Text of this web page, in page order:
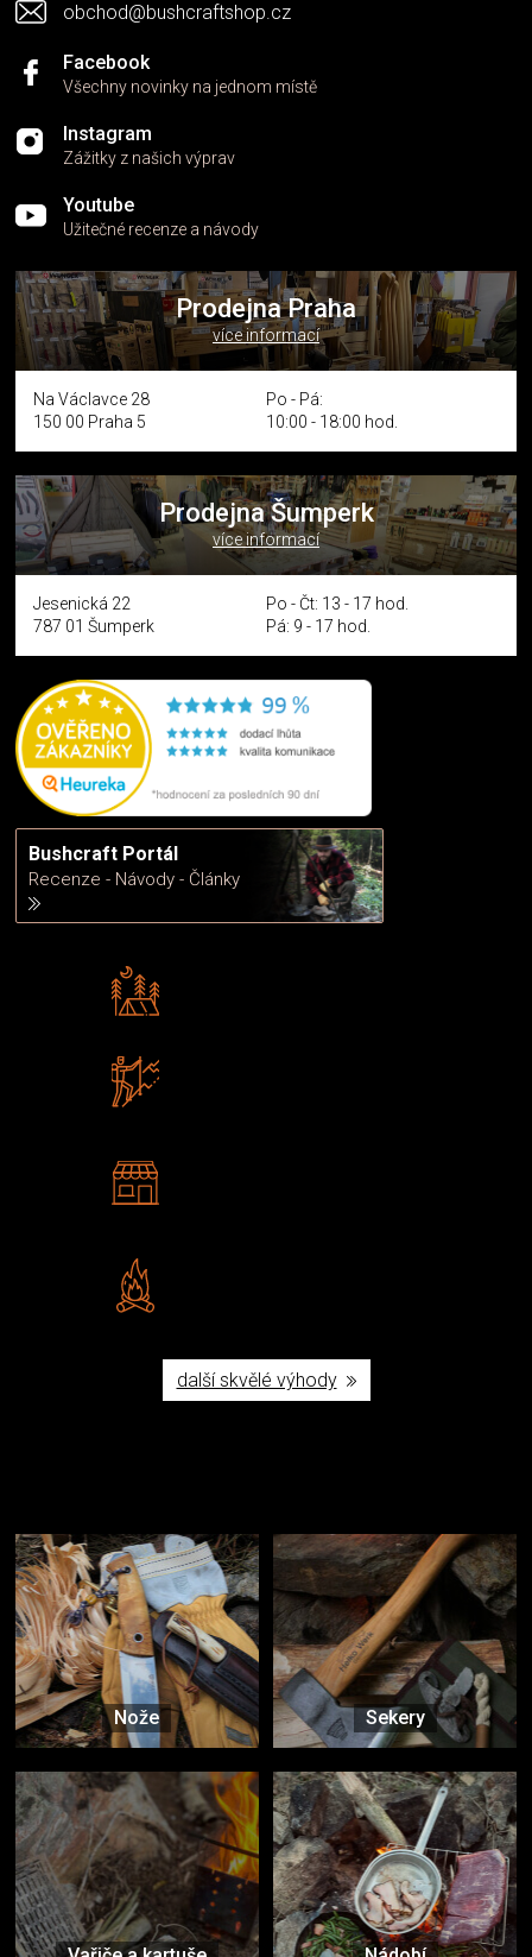
obchod@bushcraftshop.cz
Facebook
Všechny novinky na jednom místě
Instagram
Zážitky z našich výprav
Youtube
Užitečné recenze a návody
Prodejna Praha
více informací
Na Václavce 28
150 00 Praha 5
Po - Pá:
10:00 - 18:00 hod.
Prodejna Šumperk
více informací
Jesenická 22
787 01 Šumperk
Po - Čt: 13 - 17 hod.
Pá: 9 - 17 hod.
Bushcraft Portál
Recenze - Návody - Články
další skvělé výhody
Nože Sekery